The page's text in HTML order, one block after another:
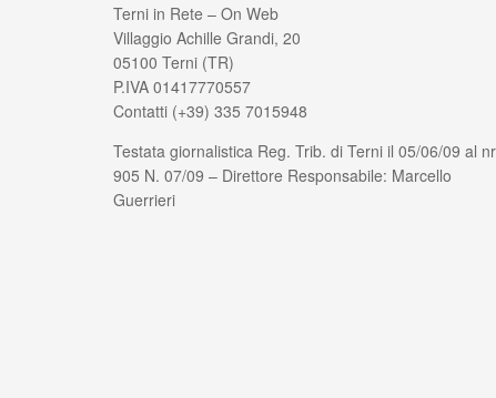
Terni in Rete – On Web
Villaggio Achille Grandi, 20
05100 Terni (TR)
P.IVA 01417770557
Contatti (+39) 335 7015948
Testata giornalistica Reg. Trib. di Terni il 05/06/09 al
905 N. 07/09 – Direttore Responsabile: Marcello
Guerrieri